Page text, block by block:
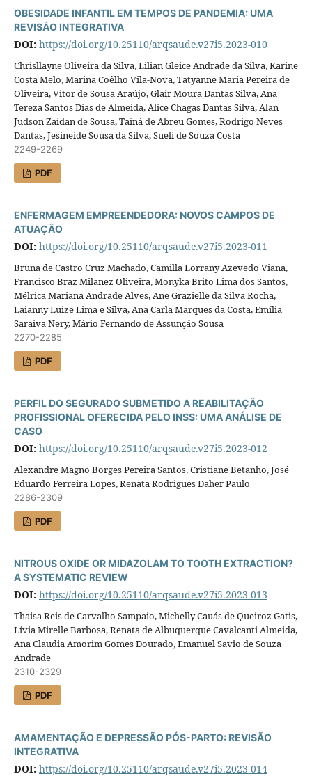
OBESIDADE INFANTIL EM TEMPOS DE PANDEMIA: UMA
REVISÃO INTEGRATIVA
DOI: https://doi.org/10.25110/arqsaude.v27i5.2023-010
Chrisllayne Oliveira da Silva, Lilian Gleice Andrade da Silva, Karine
Costa Melo, Marina Coêlho Vila-Nova, Tatyanne Maria Pereira de
Oliveira, Vitor de Sousa Araújo, Glair Moura Dantas Silva, Ana
Tereza Santos Dias de Almeida, Alice Chagas Dantas Silva, Alan
Judson Zaidan de Sousa, Tainá de Abreu Gomes, Rodrigo Neves
Dantas, Jesineide Sousa da Silva, Sueli de Souza Costa
2249-2269
PDF
ENFERMAGEM EMPREENDEDORA: NOVOS CAMPOS DE
ATUAÇÃO
DOI: https://doi.org/10.25110/arqsaude.v27i5.2023-011
Bruna de Castro Cruz Machado, Camilla Lorrany Azevedo Viana,
Francisco Braz Milanez Oliveira, Monyka Brito Lima dos Santos,
Mélrica Mariana Andrade Alves, Ane Grazielle da Silva Rocha,
Laianny Luize Lima e Silva, Ana Carla Marques da Costa, Emília
Saraiva Nery, Mário Fernando de Assunção Sousa
2270-2285
PDF
PERFIL DO SEGURADO SUBMETIDO A REABILITAÇÃO
PROFISSIONAL OFERECIDA PELO INSS: UMA ANÁLISE DE
CASO
DOI: https://doi.org/10.25110/arqsaude.v27i5.2023-012
Alexandre Magno Borges Pereira Santos, Cristiane Betanho, José
Eduardo Ferreira Lopes, Renata Rodrigues Daher Paulo
2286-2309
PDF
NITROUS OXIDE OR MIDAZOLAM TO TOOTH EXTRACTION?
A SYSTEMATIC REVIEW
DOI: https://doi.org/10.25110/arqsaude.v27i5.2023-013
Thaisa Reis de Carvalho Sampaio, Michelly Cauás de Queiroz Gatis,
Lívia Mirelle Barbosa, Renata de Albuquerque Cavalcanti Almeida,
Ana Claudia Amorim Gomes Dourado, Emanuel Savio de Souza
Andrade
2310-2329
PDF
AMAMENTAÇÃO E DEPRESSÃO PÓS-PARTO: REVISÃO
INTEGRATIVA
DOI: https://doi.org/10.25110/arqsaude.v27i5.2023-014